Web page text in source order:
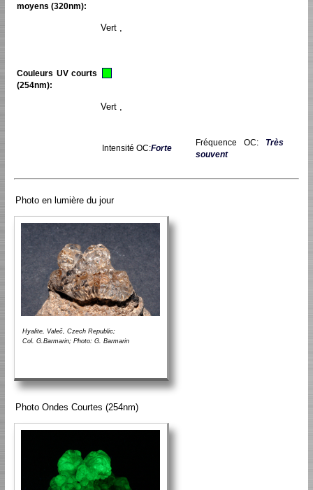
moyens (320nm):
Vert ,
Couleurs UV courts
(254nm):
Vert ,
Intensité OC:Forte
Fréquence OC: Très
souvent
Photo en lumière du jour
Hyalite, Valeč, Czech Republic;
Col. G.Barmarin; Photo: G. Barmarin
Photo Ondes Courtes (254nm)